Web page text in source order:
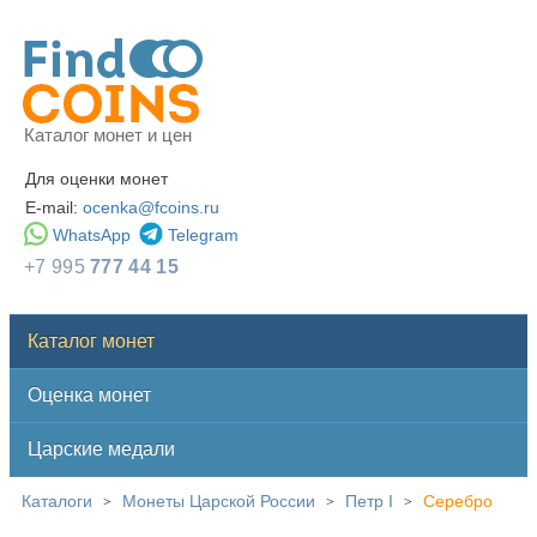
Каталог монет и цен
Для оценки монет
E-mail: ocenka@fcoins.ru
WhatsApp
Telegram
+7 995777 44 15
Каталог монет
Оценка монет
Царские медали
Каталоги > Монеты Царской России > Петр I > Серебро